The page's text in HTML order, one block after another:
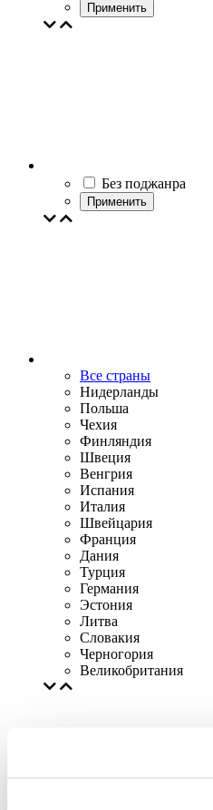
Применить
Без поджанра
Применить
Все страны
Нидерланды
Польша
Чехия
Финляндия
Швеция
Венгрия
Испания
Италия
Швейцария
Франция
Дания
Турция
Германия
Эстония
Литва
Словакия
Черногория
Великобритания